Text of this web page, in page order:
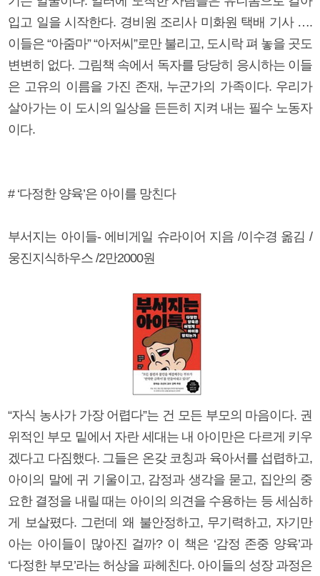
입고 일을 시작한다. 경비원 조리사 미화원 택배 기사 ….
이들은 “아줌마” “아저씨”로만 불리고, 도시락 펴 놓을 곳도
변변히 없다. 그림책 속에서 독자를 당당히 응시하는 이들
은 고유의 이름을 가진 존재, 누군가의 가족이다. 우리가
살아가는 이 도시의 일상을 든든히 지켜 내는 필수 노동자
이다.
# ‘다정한 양육’은 아이를 망친다
부서지는 아이들- 에비게일 슈라이어 지음 /이수경 옮김 /
웅진지식하우스 /2만2000원
“자식 농사가 가장 어렵다”는 건 모든 부모의 마음이다. 권
위적인 부모 밑에서 자란 세대는 내 아이만은 다르게 키우
겠다고 다짐했다. 그들은 온갖 코칭과 육아서를 섭렵하고,
아이의 말에 귀 기울이고, 감정과 생각을 묻고, 집안의 중
요한 결정을 내릴 때는 아이의 의견을 수용하는 등 세심하
게 보살폈다. 그런데 왜 불안정하고, 무기력하고, 자기만
아는 아이들이 많아진 걸까? 이 책은 ‘감정 존중 양육’과
‘다정한 부모’라는 허상을 파헤친다. 아이들의 성장 과정은